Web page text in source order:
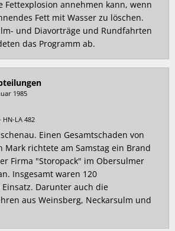
Fettexplosion annehmen kann, wenn
Fett mit Wasser zu löschen.
und Diavorträge und Rundfahrten
das Programm ab.
1985
HN-LA 482
Einen Gesamtschaden von
richtete am Samstag ein Brand
Firma "Storopack" im Obersulmer
Insgesamt waren 120
Darunter auch die
aus Weinsberg, Neckarsulm und